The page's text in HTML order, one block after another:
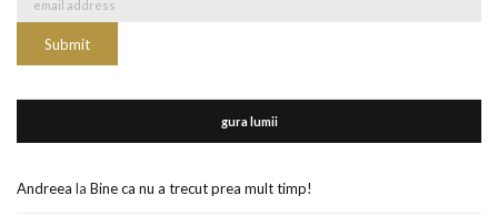
gura lumii
Andreea la Bine ca nu a trecut prea mult timp!